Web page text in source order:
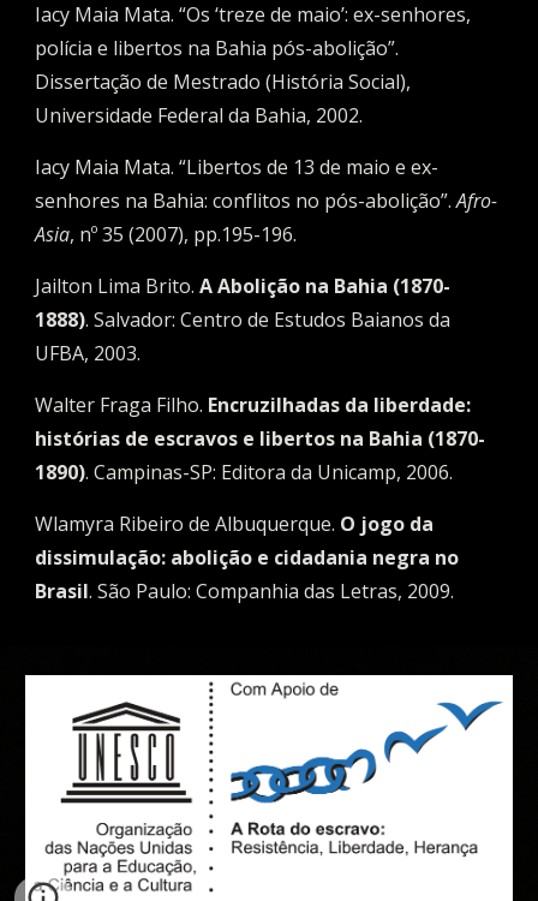
Iacy Maia Mata. “Os ‘treze de maio’: ex-senhores,
polícia e libertos na Bahia pós-abolição”.
Dissertação de Mestrado (História Social),
Universidade Federal da Bahia, 2002.
Iacy Maia Mata. “Libertos de 13 de maio e ex-
senhores na Bahia: conflitos no pós-abolição”. Afro-
Asia, nº 35 (2007), pp.195-196.
Jailton Lima Brito. A Abolição na Bahia (1870-
1888). Salvador: Centro de Estudos Baianos da
UFBA, 2003.
Walter Fraga Filho. Encruzilhadas da liberdade:
histórias de escravos e libertos na Bahia (1870-
1890). Campinas-SP: Editora da Unicamp, 2006.
Wlamyra Ribeiro de Albuquerque. O jogo da
dissimulação: abolição e cidadania negra no
Brasil. São Paulo: Companhia das Letras, 2009.